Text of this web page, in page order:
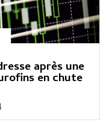
après une
en chute